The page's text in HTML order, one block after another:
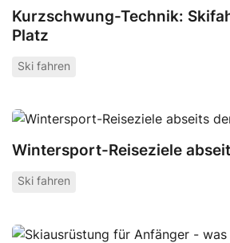
Kurzschwung-Technik:
Platz
Ski fahren
Wintersport-Reiseziele
Ski fahren